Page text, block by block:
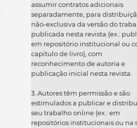
assumir contratos adicionais
separadamente, para
não-exclusiva da versão do
publicada nesta revista (ex.:
em repositório institucional ou
capítulo de livro), com
reconhecimento de autoria e
publicação inicial nesta revista.
3. Autores têm permissão e são
estimulados a publicar e
seu trabalho online (ex.: em
repositórios institucionais ou na